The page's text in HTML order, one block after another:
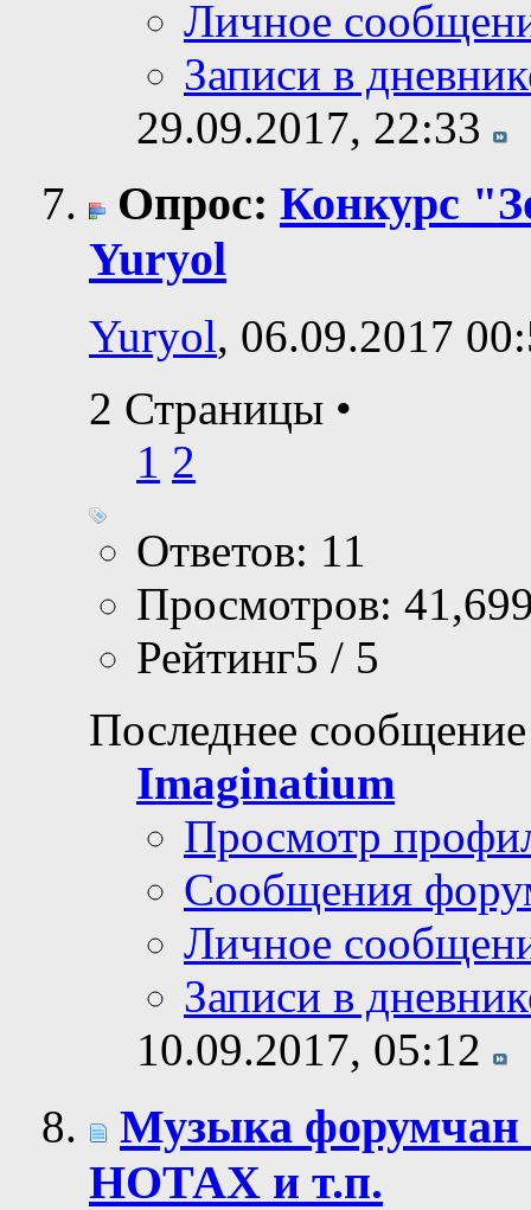
Личное
Записи в
29.09.2017, 22:33
Опрос: Конкурс
Yuryol
Yuryol, 06.09.2017
2 Страницы •
1 2
Ответов: 11
Просмотров:
Рейтинг5 / 5
Последнее
Imaginatium
Просмотр
Сообщения
Личное
Записи в
10.09.2017, 05:12
Музыка форумчан
НОТАХ и т.п.